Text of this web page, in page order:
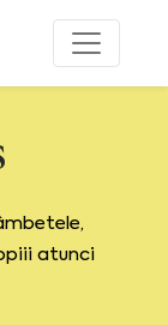
atunci